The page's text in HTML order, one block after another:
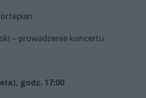
– prowadzenie koncertu
godz. 17:00